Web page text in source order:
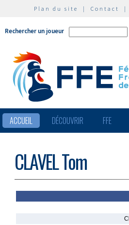
Plan du site | Contact |
Rechercher un joueur
ACCUEIL DÉCOUVRIR FFE
CLAVEL Tom